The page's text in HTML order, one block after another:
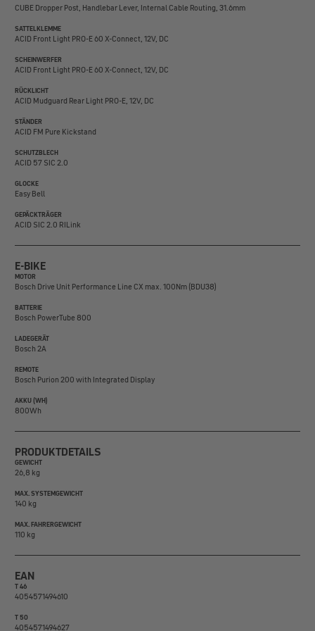
CUBE Dropper Post, Handlebar Lever, Internal Cable Routing, 31.6mm
SATTELKLEMME
ACID Front Light PRO-E 60 X-Connect, 12V, DC
SCHEINWERFER
ACID Front Light PRO-E 60 X-Connect, 12V, DC
RÜCKLICHT
ACID Mudguard Rear Light PRO-E, 12V, DC
STÄNDER
ACID FM Pure Kickstand
SCHUTZBLECH
ACID 57 SIC 2.0
GLOCKE
Easy Bell
GEPÄCKTRÄGER
ACID SIC 2.0 RILink
E-BIKE
MOTOR
Bosch Drive Unit Performance Line CX max. 100Nm (BDU38)
BATTERIE
Bosch PowerTube 800
LADEGERÄT
Bosch 2A
REMOTE
Bosch Purion 200 with Integrated Display
AKKU (WH)
800Wh
PRODUKTDETAILS
GEWICHT
26,8 kg
MAX. SYSTEMGEWICHT
140 kg
MAX. FAHRERGEWICHT
110 kg
EAN
T 46
4054571494610
T 50
4054571494627